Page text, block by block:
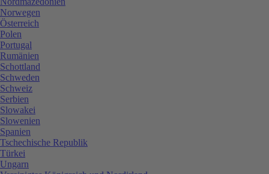
Norwegen
Österreich
Polen
Portugal
Rumänien
Schottland
Schweden
Schweiz
Serbien
Slowakei
Slowenien
Spanien
Tschechische Republik
Türkei
Ungarn